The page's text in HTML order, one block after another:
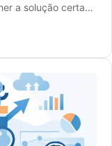
a solução certa